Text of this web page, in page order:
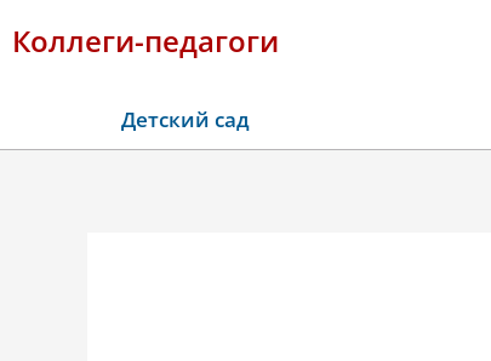
Коллеги-педагоги
Детский сад